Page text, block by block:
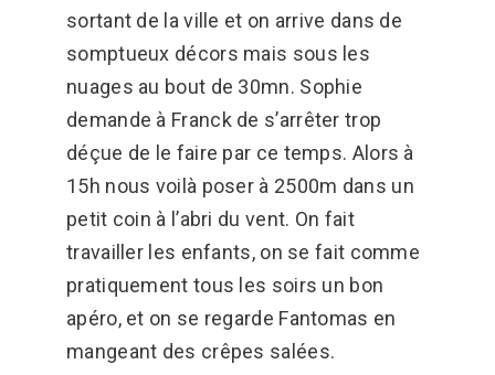
sortant de la ville et on arrive dans de
somptueux décors mais sous les
nuages au bout de 30mn. Sophie
demande à Franck de s’arrêter trop
déçue de le faire par ce temps. Alors à
15h nous voilà poser à 2500m dans un
petit coin à l’abri du vent. On fait
travailler les enfants, on se fait comme
pratiquement tous les soirs un bon
apéro, et on se regarde Fantomas en
mangeant des crêpes salées.